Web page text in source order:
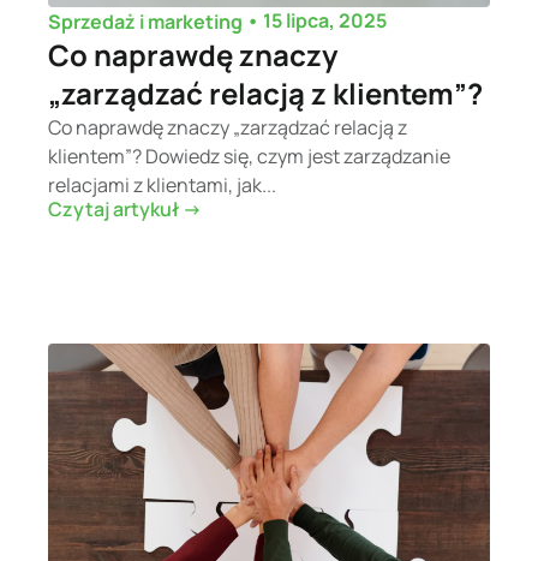
Sprzedaż i marketing • 15 lipca, 2025
Co naprawdę znaczy
„zarządzać relacją z klientem”?
Co naprawdę znaczy „zarządzać relacją z
klientem”? Dowiedz się, czym jest zarządzanie
relacjami z klientami, jak...
Czytaj artykuł ->